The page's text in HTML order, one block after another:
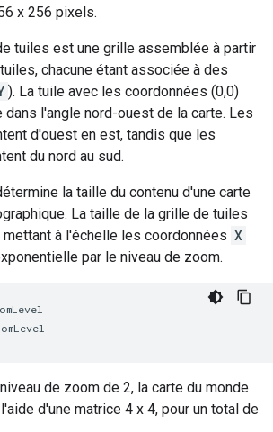
x 256 pixels.
tuiles est une grille assemblée à partir
chacune étant associée à des
). La tuile avec les coordonnées (0,0)
l'angle nord-ouest de la carte. Les
d'ouest en est, tandis que les
du nord au sud.
la taille du contenu d'une carte
La taille de la grille de tuiles
à l'échelle les coordonnées X
par le niveau de zoom.
de zoom de 2, la carte du monde
d'une matrice 4 x 4, pour un total de